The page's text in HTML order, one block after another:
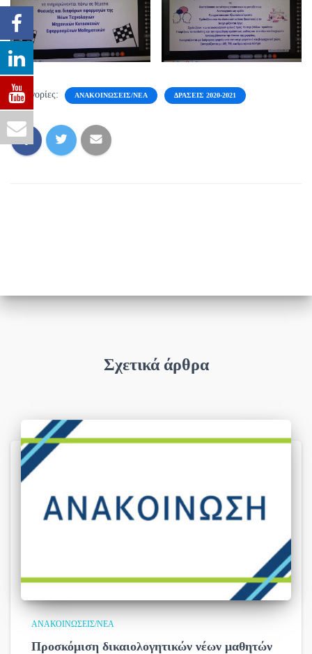
Κατηγορίες: ΑΝΑΚΟΙΝΏΣΕΙΣ/ΝΈΑ ΔΡΆΣΕΙΣ 2020-2021
Σχετικά άρθρα
ΑΝΑΚΟΙΝΏΣΕΙΣ/ΝΈΑ
Προσκόμιση δικαιολογητικών νέων μαθητών